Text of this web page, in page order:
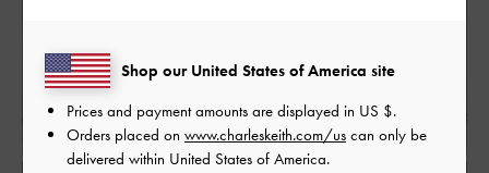
Shop our United States of America site
Prices and payment amounts are displayed in US $.
Orders placed on www.charleskeith.com/us can only be
delivered within United States of America.